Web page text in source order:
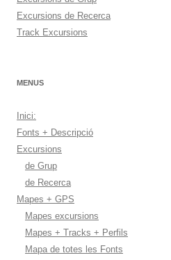
Excursions de Recerca
Track Excursions
MENUS
Inici:
Fonts + Descripció
Excursions
de Grup
de Recerca
Mapes + GPS
Mapes excursions
Mapes + Tracks + Perfils
Mapa de totes les Fonts